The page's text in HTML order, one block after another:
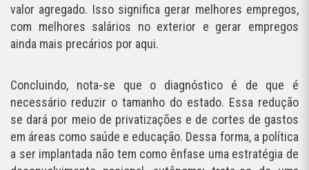
valor agregado. Isso significa gerar melhores empregos,
com melhores salários no exterior e gerar empregos
ainda mais precários por aqui.
Concluindo, nota-se que o diagnóstico é de que é
necessário reduzir o tamanho do estado. Essa redução
se dará por meio de privatizações e de cortes de gastos
em áreas como saúde e educação. Dessa forma, a política
a ser implantada não tem como ênfase uma estratégia de